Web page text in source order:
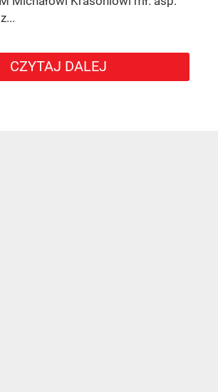
CZYTAJ DALEJ